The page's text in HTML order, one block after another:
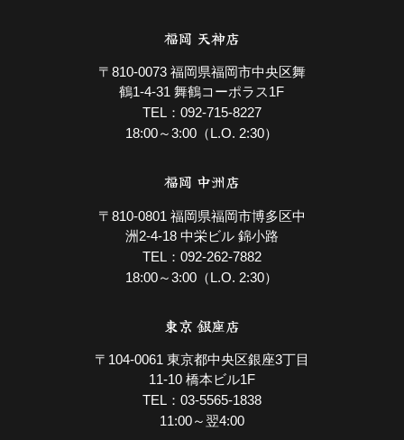
福岡 天神店
〒810-0073 福岡県福岡市中央区舞
鶴1-4-31 舞鶴コーポラス1F
TEL：092-715-8227
18:00～3:00（L.O. 2:30）
福岡 中洲店
〒810-0801 福岡県福岡市博多区中
洲2-4-18 中栄ビル 錦小路
TEL：092-262-7882
18:00～3:00（L.O. 2:30）
東京 銀座店
〒104-0061 東京都中央区銀座3丁目
11-10 橋本ビル1F
TEL：03-5565-1838
11:00～翌4:00